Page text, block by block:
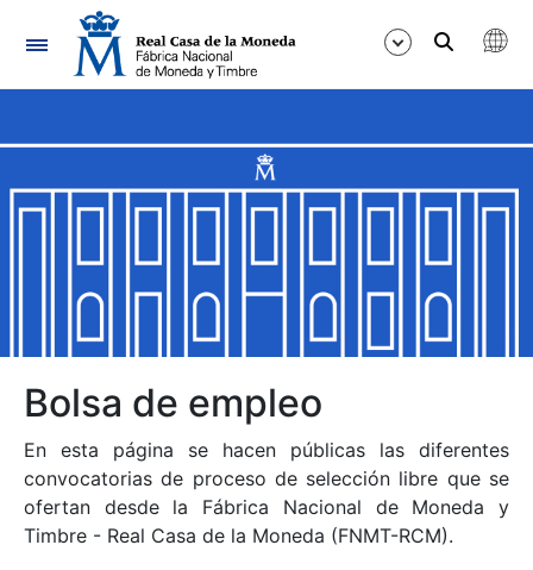
Navegación
Mostrar/Ocultar
Mostrar/Ocultar
Mostrar/Ocultar
Mostrar/Ocultar
Bolsa de empleo
En esta página se hacen públicas las diferentes
convocatorias de proceso de selección libre que se
ofertan desde la Fábrica Nacional de Moneda y
Timbre - Real Casa de la Moneda (FNMT-RCM).